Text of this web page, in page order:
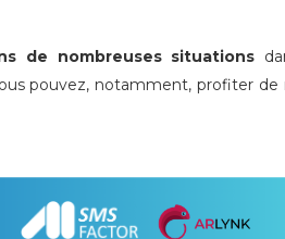
de nombreuses situations
pouvez, notamment, profiter de